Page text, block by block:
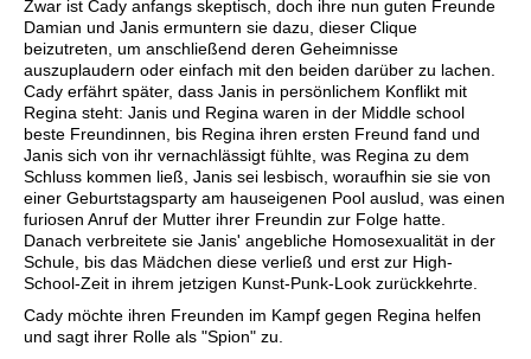
Zwar ist Cady anfangs skeptisch, doch ihre nun guten Freunde
Damian und Janis ermuntern sie dazu, dieser Clique
beizutreten, um anschließend deren Geheimnisse
auszuplaudern oder einfach mit den beiden darüber zu lachen.
Cady erfährt später, dass Janis in persönlichem Konflikt mit
Regina steht: Janis und Regina waren in der Middle school
beste Freundinnen, bis Regina ihren ersten Freund fand und
Janis sich von ihr vernachlässigt fühlte, was Regina zu dem
Schluss kommen ließ, Janis sei lesbisch, woraufhin sie sie von
einer Geburtstagsparty am hauseigenen Pool auslud, was einen
furiosen Anruf der Mutter ihrer Freundin zur Folge hatte.
Danach verbreitete sie Janis' angebliche Homosexualität in der
Schule, bis das Mädchen diese verließ und erst zur High-
School-Zeit in ihrem jetzigen Kunst-Punk-Look zurückkehrte.
Cady möchte ihren Freunden im Kampf gegen Regina helfen
und sagt ihrer Rolle als "Spion" zu.